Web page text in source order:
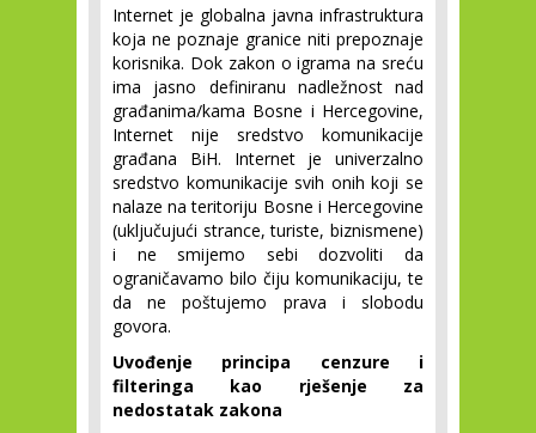
Internet je globalna javna infrastruktura
koja ne poznaje granice niti prepoznaje
korisnika. Dok zakon o igrama na sreću
ima jasno definiranu nadležnost nad
građanima/kama Bosne i Hercegovine,
Internet nije sredstvo komunikacije
građana BiH. Internet je univerzalno
sredstvo komunikacije svih onih koji se
nalaze na teritoriju Bosne i Hercegovine
(uključujući strance, turiste, biznismene)
i ne smijemo sebi dozvoliti da
ograničavamo bilo čiju komunikaciju, te
da ne poštujemo prava i slobodu
govora.
Uvođenje principa cenzure i
filteringa kao rješenje za
nedostatak zakona